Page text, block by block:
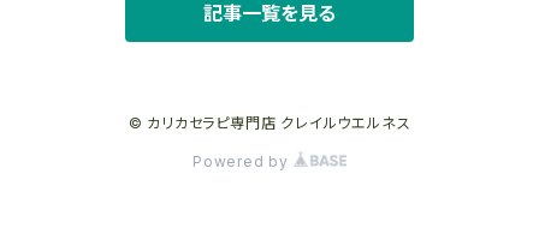
記事一覧を見る
© カリカセラピ専門店 クレイルウエルネス
Powered by